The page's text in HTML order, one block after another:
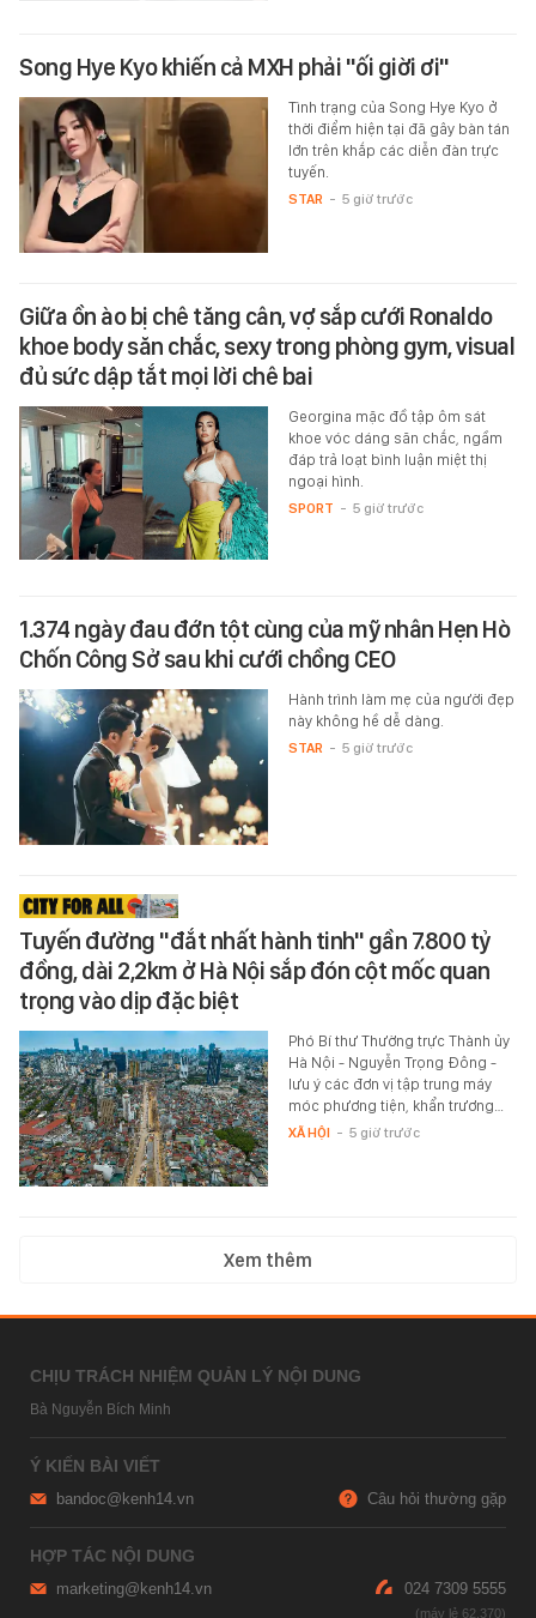
Song Hye Kyo khiến cả MXH phải "ối giời ơi"
Tình trạng của Song Hye Kyo ở
thời điểm hiện tại đã gây bàn tán
lớn trên khắp các diễn đàn trực
tuyến.
STAR - 5 giờ trước
Giữa ồn ào bị chê tăng cân, vợ sắp cưới Ronaldo
khoe body săn chắc, sexy trong phòng gym, visual
đủ sức dập tắt mọi lời chê bai
Georgina mặc đồ tập ôm sát
khoe vóc dáng săn chắc, ngầm
đáp trả loạt bình luận miệt thị
ngoại hình.
SPORT - 5 giờ trước
1.374 ngày đau đớn tột cùng của mỹ nhân Hẹn Hò
Chốn Công Sở sau khi cưới chồng CEO
Hành trình làm mẹ của người đẹp
này không hề dễ dàng.
STAR - 5 giờ trước
Tuyến đường "đắt nhất hành tinh" gần 7.800 tỷ
đồng, dài 2,2km ở Hà Nội sắp đón cột mốc quan
trọng vào dịp đặc biệt
Phó Bí thư Thường trực Thành ủy
Hà Nội - Nguyễn Trọng Đông -
lưu ý các đơn vị tập trung máy
móc phương tiện, khẩn trương…
XÃ HỘI - 5 giờ trước
Xem thêm
CHỊU TRÁCH NHIỆM QUẢN LÝ NỘI DUNG
Bà Nguyễn Bích Minh
Ý KIẾN BÀI VIẾT
bandoc@kenh14.vn Câu hỏi thường gặp
HỢP TÁC NỘI DUNG
marketing@kenh14.vn 024 7309 5555